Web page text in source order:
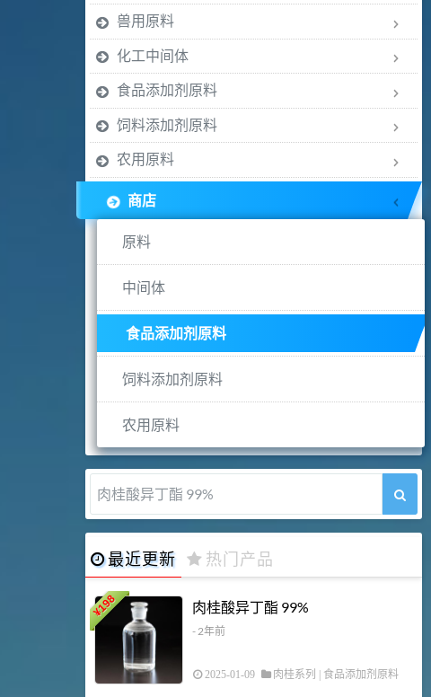
兽用原料
化工中间体
食品添加剂原料
饲料添加剂原料
农用原料
商店
原料
中间体
食品添加剂原料
饲料添加剂原料
农用原料
肉桂醛 99%
最近更新 热门产品
¥
198 肉桂酸异丁酯 99%
- 2年前
2025-01-09 肉桂系列 食品添加剂原料